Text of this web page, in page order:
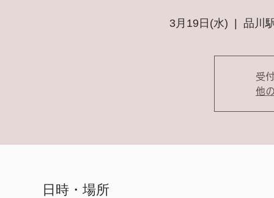
3月19日(水)
  |
品川
受
他
日時・場所